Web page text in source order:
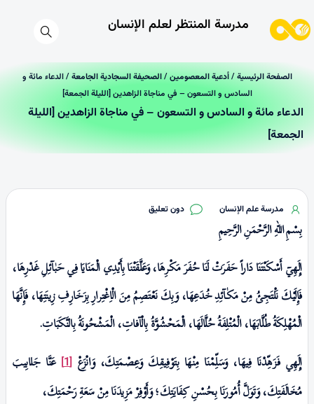
مدرسة المنتظر لعلم الإنسان
الصفحة الرئیسیة/أدعية المعصومين/الصحيفة السجادية الجامعة/ الدعاء مائة و
السادس و التسعون – في مناجاة الزاهدين [الليلة الجمعة]
الدعاء مائة و السادس و التسعون – في مناجاة الزاهدين [الليلة
الجمعة]
مدرسة علم الإنسان دون تعليق
بِسْمِ اللهِ الرَّحْمَنِ الرَّحِيمِ
إِلَهِيٓأَسْكَنْتَنَا دَاراً حَفَرَتْ لَنَا حُفَرَ مَكْرِهَا، وَعَلَّقَتْنَا بِأَيْدِي الْمَنَايَا فِيحَبٰآئِلِغَدْرِهَا،
فَإِلَيْكَ نَلْتَجِئُ مِنْمَكٰـآئِدِخُدَعِهَا، وَبِكَ نَعْتَصِمُ مِنَ الْاِغْتِرارِ بِزَخَارِفِ زِينَتِهَا، فَإِنَّهَا
الْمُهْلِكَةُ طُلَّابَهَا، الْمُتْلِفَةُ حُلَّالَهَا، الْمَحْشُوَّةُ بِالْآفاتِ، الْمَشْحُونَةُ بِالنَّكَبَاتِ.
إِلَهِي فَزَهِّدْنَا فِيهَا، وَسَلِّمْنَا مِنْهَا بِتَوْفِيقِكَ وَعِصْمَتِكَ، وَانْزَعْ[1]
عَنَّا جَلابِيبَ
مُخَالَفَتِكَ، وَتَوَلَّ أُمُورَنَا بِحُسْنِ كِفَايَتِكَ؛ وَأَوْفِرْ مَزِيدَنَا مِنْ سَعَةِ رَحْمَتِكَ،